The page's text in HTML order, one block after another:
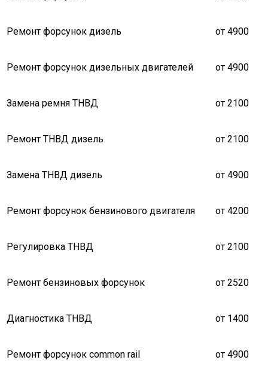
Ремонт форсунок дизель от 4900
Ремонт форсунок дизельных двигателей от 4900
Замена ремня ТНВД от 2100
Ремонт ТНВД дизель от 2100
Замена ТНВД дизель от 4900
Ремонт форсунок бензинового двигателя от 4200
Регулировка ТНВД от 2100
Ремонт бензиновых форсунок от 2520
Диагностика ТНВД от 1400
Ремонт форсунок common rail от 4900